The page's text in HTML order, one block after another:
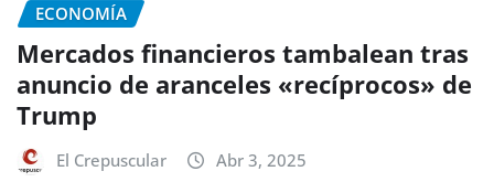
ECONOMÍA
Mercados financieros tambalean tras
anuncio de aranceles «recíprocos» de
Trump
El Crepuscular Abr 3, 2025